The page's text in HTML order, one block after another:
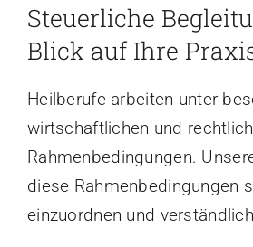
Steuerliche
Blick auf Ihre
Heilberufe arbeiten unter
wirtschaftlichen und
Rahmenbedingungen.
diese Rahmenbedingungen
einzuordnen und